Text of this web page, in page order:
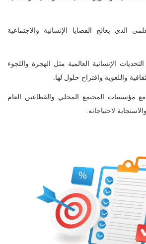
الذي يعالج القضايا الإنسانية والاجتماعية
الإنسانية العالمية مثل الهجرة واللجوء
واللغوية واقتراح حلول لها.
مؤسسات المجتمع المحلي والقطاعين العام
لاحتياجاته.